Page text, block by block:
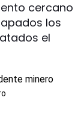
cercano
los
el